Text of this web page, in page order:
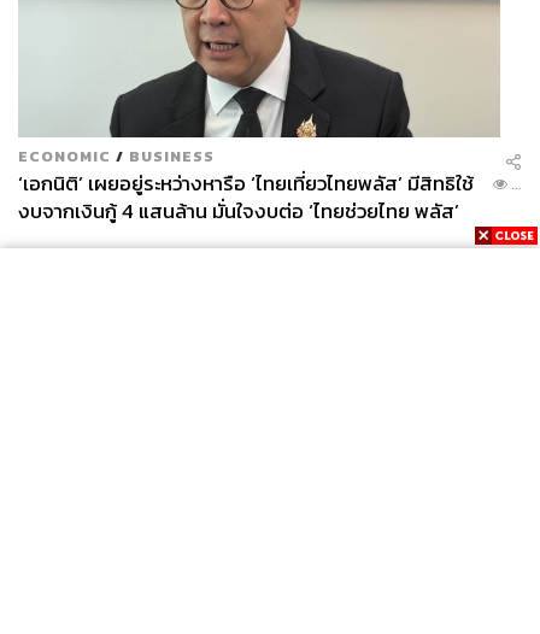
ECONOMIC / BUSINESS
‘เอกนิติ’ เผยอยู่ระหว่างหารือ ‘ไทยเที่ยวไทยพลัส’ มีสิทธิใช้
งบจากเงินกู้ 4 แสนล้าน มั่นใจงบต่อ ‘ไทยช่วยไทย พลัส’
เฟส 2 มีเพียงพอ
...